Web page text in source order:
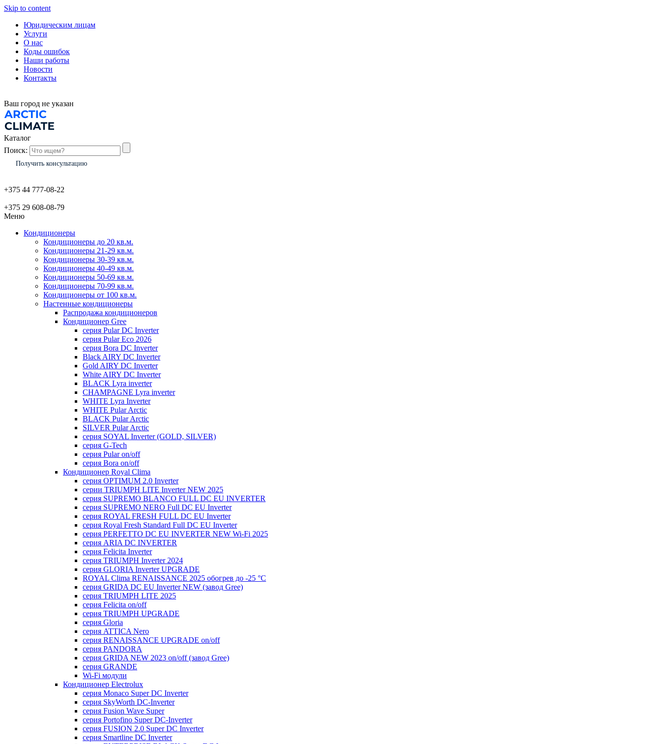
Skip to content
Юридическим лицам
Услуги
О нас
Коды ошибок
Наши работы
Новости
Контакты
Ваш город не указан
Каталог
Поиск:
Получить консультацию
+375 44 777-08-22
+375 29 608-08-79
Меню
Кондиционеры
Кондиционеры до 20 кв.м.
Кондиционеры 21-29 кв.м.
Кондиционеры 30-39 кв.м.
Кондиционеры 40-49 кв.м.
Кондиционеры 50-69 кв.м.
Кондиционеры 70-99 кв.м.
Кондиционеры от 100 кв.м.
Настенные кондиционеры
Распродажа кондиционеров
Кондиционер Gree
серия Pular DC Inverter
серия Pular Eco 2026
серия Bora DC Inverter
Black AIRY DC Inverter
Gold AIRY DC Inverter
White AIRY DC Inverter
BLACK Lyra inverter
CHAMPAGNE Lyra inverter
WHITE Lyra Inverter
WHITE Pular Arctic
BLACK Pular Arctic
SILVER Pular Arctic
серия SOYAL Inverter (GOLD, SILVER)
серия G-Tech
серия Pular on/off
серия Bora on/off
Кондиционер Royal Clima
серия OPTIMUM 2.0 Inverter
серии TRIUMPH LITE Inverter NEW 2025
серия SUPREMO BLANCO FULL DC EU INVERTER
серия SUPREMO NERO Full DC EU Inverter
серия ROYAL FRESH FULL DC EU Inverter
серия Royal Fresh Standard Full DC EU Inverter
серия PERFETTO DC EU INVERTER NEW Wi-Fi 2025
серия ARIA DC INVERTER
серия Felicita Inverter
серия TRIUMPH Inverter 2024
серия GLORIA Inverter UPGRADE
ROYAL Clima RENAISSANCE 2025 обогрев до -25 °С
серия GRIDA DC EU Inverter NEW (завод Gree)
серия TRIUMPH LITE 2025
серия Felicita on/off
серия TRIUMPH UPGRADE
серия Gloria
серия ATTICA Nero
серия RENAISSANCE UPGRADE on/off
серия PANDORA
серия GRIDA NEW 2023 on/off (завод Gree)
серия GRANDE
Wi-Fi модули
Кондиционер Electrolux
серия Monaco Super DC Inverter
серия SkyWorth DC-Inverter
серия Fusion Wave Super
серия Portofino Super DC-Inverter
серия FUSION 2.0 Super DC Іnverter
серия Smartline DC Inverter